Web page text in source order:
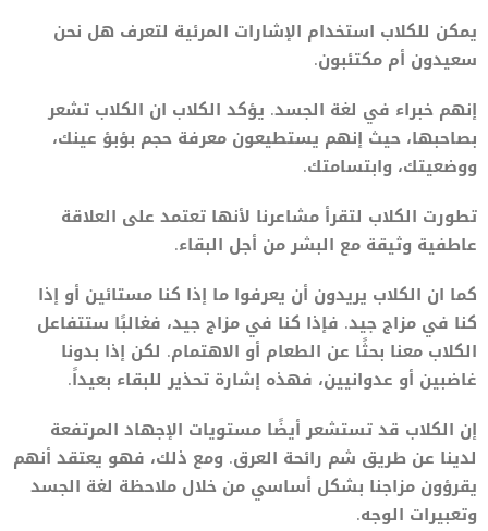
يمكن للكلاب استخدام الإشارات المرئية لتعرف هل نحن
سعيدون أم مكتئبون.
إنهم خبراء في لغة الجسد. يؤكد الكلاب ان الكلاب تشعر
بصاحبها، حيث إنهم يستطيعون معرفة حجم بؤبؤ عينك،
ووضعيتك، وابتسامتك.
تطورت الكلاب لتقرأ مشاعرنا لأنها تعتمد على العلاقة
عاطفية وثيقة مع البشر من أجل البقاء.
كما ان الكلاب يريدون أن يعرفوا ما إذا كنا مستائين أو إذا
كنا في مزاج جيد. فإذا كنا في مزاج جيد، فغالبًا ستتفاعل
الكلاب معنا بحثًا عن الطعام أو الاهتمام. لكن إذا بدونا
غاضبين أو عدوانيين، فهذه إشارة تحذير للبقاء بعيداً.
إن الكلاب قد تستشعر أيضًا مستويات الإجهاد المرتفعة
لدينا عن طريق شم رائحة العرق. ومع ذلك، فهو يعتقد أنهم
يقرؤون مزاجنا بشكل أساسي من خلال ملاحظة لغة الجسد
وتعبيرات الوجه.